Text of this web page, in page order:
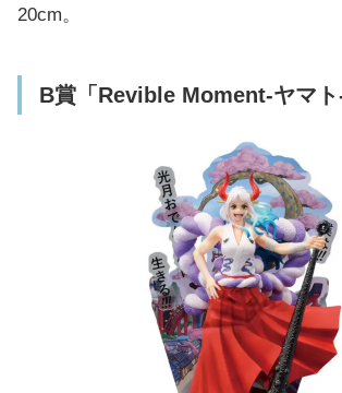
20cm。
B賞「Revible Moment-ヤマト-